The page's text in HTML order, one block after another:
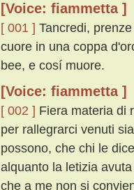
[Voice: fiammetta ]
[ 001 ] Tancredi,
cuore in una coppa
bee, e cosí muore.
[Voice: fiammetta ]
[ 002 ] Fiera materia di
per rallegrarci venuti
possono, che chi le
alquanto la letizia
che a me non si